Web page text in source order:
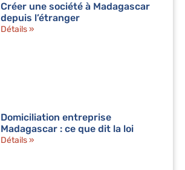
Créer une société à Madagascar
depuis l’étranger
Détails »
Domiciliation entreprise
Madagascar : ce que dit la loi
Détails »